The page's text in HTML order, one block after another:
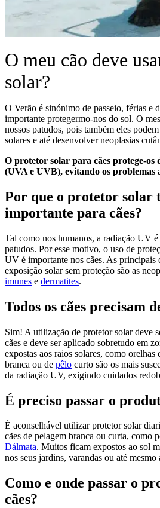
O meu cão deve
solar?
O Verão é sinónimo de passeio, férias e
importante protegermo-nos do sol. O
nossos patudos, pois também eles
solares e até desenvolver neoplasias
O protetor solar para cães protege-os
(UVA e UVB), evitando os problemas
Por que o protetor solar
importante para cães?
Tal como nos humanos, a radiação UV
patudos. Por esse motivo, o uso de
UV é importante nos cães. As principais
exposição solar sem proteção são as
imunes e dermatites.
Todos os cães precisam
Sim! A utilização de protetor solar deve
cães e deve ser aplicado sobretudo em
expostas aos raios solares, como orelhas
branca ou de pêlo curto são os mais
da radiação UV, exigindo cuidados
É preciso passar o
É aconselhável utilizar protetor solar
cães de pelagem branca ou curta, como
Dálmata. Muitos ficam expostos ao sol
nos seus jardins, varandas ou até
Como e onde passar o
cães?